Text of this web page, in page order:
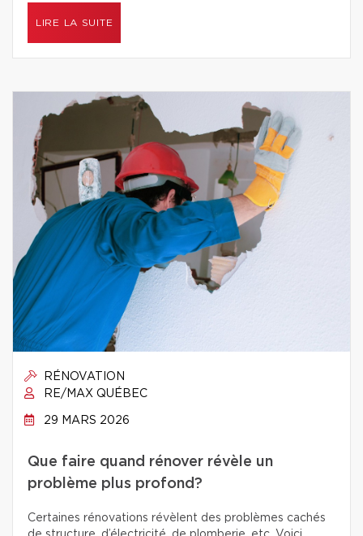
LIRE LA SUITE
RÉNOVATION
RE/MAX QUÉBEC
29 MARS 2026
Que faire quand rénover révèle un
problème plus profond?
Certaines rénovations révèlent des problèmes cachés